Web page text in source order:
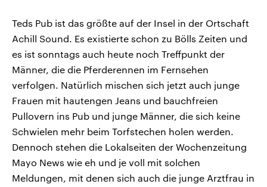
Teds Pub ist das größte auf der Insel in der Ortschaft
Achill Sound. Es existierte schon zu Bölls Zeiten und
es ist sonntags auch heute noch Treffpunkt der
Männer, die die Pferderennen im Fernsehen
verfolgen. Natürlich mischen sich jetzt auch junge
Frauen mit hautengen Jeans und bauchfreien
Pullovern ins Pub und junge Männer, die sich keine
Schwielen mehr beim Torfstechen holen werden.
Dennoch stehen die Lokalseiten der Wochenzeitung
Mayo News wie eh und je voll mit solchen
Meldungen, mit denen sich auch die junge Arztfrau in